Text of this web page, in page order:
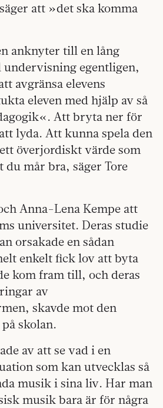
att »det ska komma
anknyter till en lång
egentligen,
avgränsa elevens
eleven med hjälp av så
Att bryta ner för
lyda. Att kunna spela den
överjordiskt värde som
mår bra, säger Tore
Anna-Lena Kempe att
universitet. Deras studie
orsakade en sådan
enkelt fick lov att byta
kom fram till, och deras
av
skavde mot den
skolan.
av att se vad i en
som kan utvecklas så
musik i sina liv. Har man
musik bara är för några